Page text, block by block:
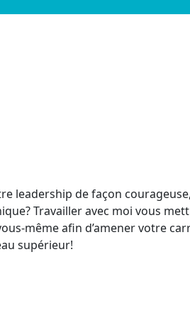
leadership de façon courageuse,
Travailler avec moi vous
même afin d’amener votre
supérieur!